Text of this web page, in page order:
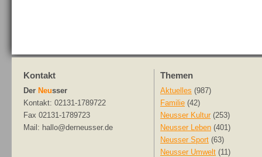
Kontakt
Der Neusser
Kontakt: 02131-1789722
Fax 02131-1789723
Mail: hallo@derneusser.de
Themen
Aktuelles (987)
Familie (42)
Neusser Kultur (253)
Neusser Leben (401)
Neusser Sport (63)
Neusser Umwelt (11)